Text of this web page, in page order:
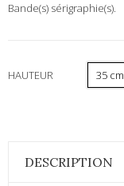
Bande(s) sérigraphie(s).
HAUTEUR 35 cm
DESCRIPTION